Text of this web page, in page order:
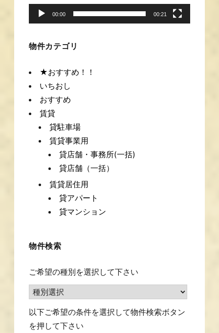
ヤ
ー
00:00 00:21
物件カテゴリ
★おすすめ！！
いちおし
おすすめ
賃貸
貸駐車場
賃貸事業用
貸店舗・事務所(一括)
貸店舗（一括）
賃貸居住用
貸アパート
貸マンション
物件検索
ご希望の種別を選択して下さい
以下ご希望の条件を選択して物件検索ボタン
を押して下さい